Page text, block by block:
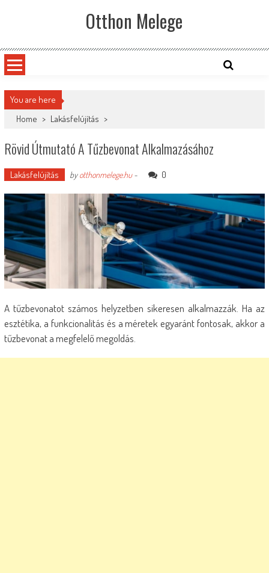
Otthon Melege
You are here
Home > Lakásfelújítás >
Rövid Útmutató A Tűzbevonat Alkalmazásához
Lakásfelújítás byotthonmelege.hu- 0
A tűzbevonatot számos helyzetben sikeresen alkalmazzák. Ha az
esztétika, a funkcionalitás és a méretek egyaránt fontosak, akkor a
tűzbevonat a megfelelő megoldás.